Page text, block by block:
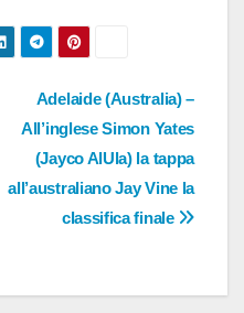
Adelaide (Australia) –
All’inglese Simon Yates
(Jayco AlUla) la tappa
all’australiano Jay Vine la
classifica finale